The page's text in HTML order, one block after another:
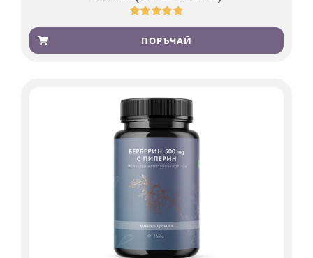
Оценен
4.83 от 5,
базирано
923
ПОРЪЧАЙ